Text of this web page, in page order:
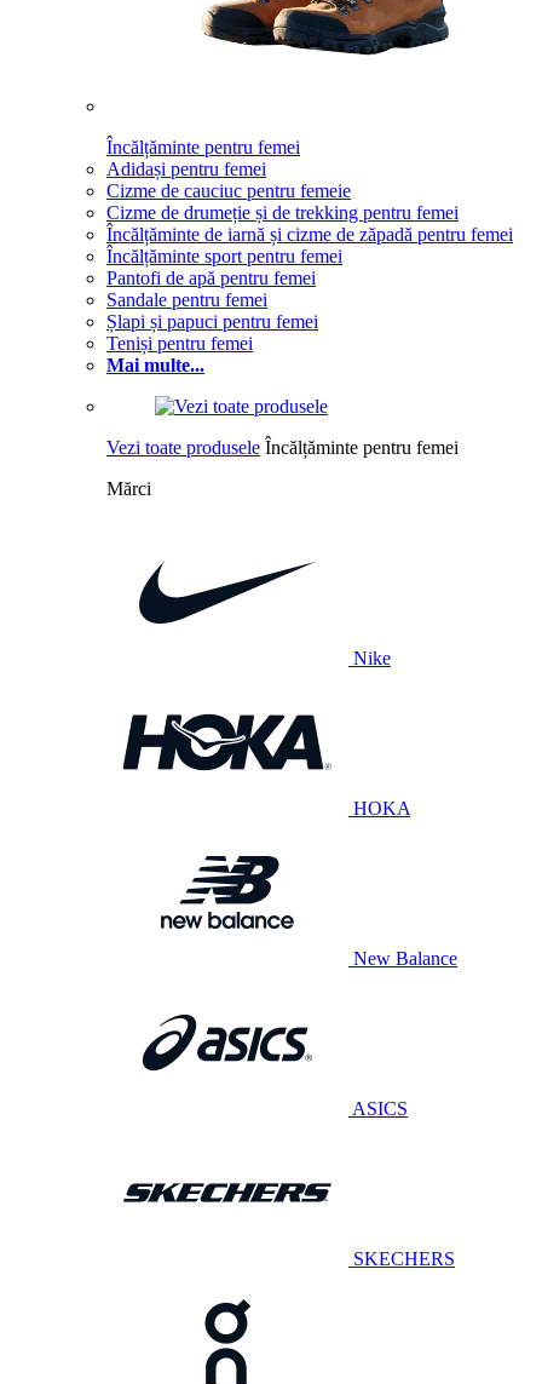
Încălțăminte pentru femei
Adidași pentru femei
Cizme de cauciuc pentru femeie
Cizme de drumeție și de trekking pentru femei
Încălțăminte de iarnă și cizme de zăpadă pentru femei
Încălțăminte sport pentru femei
Pantofi de apă pentru femei
Sandale pentru femei
Șlapi și papuci pentru femei
Teniși pentru femei
Mai multe...
Vezi toate produsele Încălțăminte pentru femei
Mărci
Nike
HOKA
New Balance
ASICS
SKECHERS